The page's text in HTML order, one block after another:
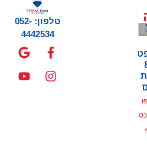
טלפון: 052-
4442534